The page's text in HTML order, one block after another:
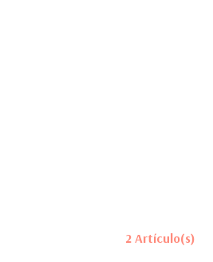
2 Artículo(s)